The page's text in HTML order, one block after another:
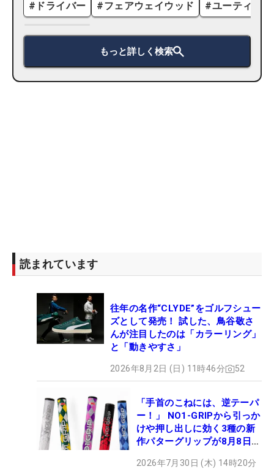
# ドライバー #フェアウェイウッド #ユーティリ
もっと詳しく検索
読まれています
往年の名作“CLYDE”をゴルフシュー
ズとして発売！ 試した、鳥谷敬さ
んが注目したのは「カラーリング」
と「動きやすさ」
2026年8月2日 (日) 11時46分 52
「手首のこねには、逆テーパ
ー！」 NO1-GRIPから引っか
けや押し出しに効く3種の新
作パターグリップが8月8日デ
2026年7月30日 (木) 14時20分